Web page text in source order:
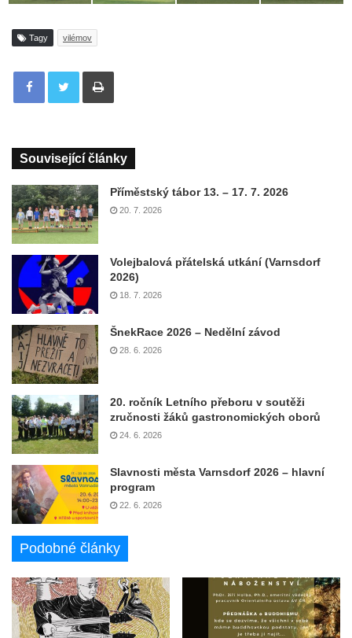
Tagy vilémov
Tisknout
Související články
Příměstský tábor 13. – 17. 7. 2026
20. 7. 2026
Volejbalová přátelská utkání (Varnsdorf
2026)
18. 7. 2026
ŠnekRace 2026 – Nedělní závod
28. 6. 2026
20. ročník Letního přeboru v soutěži
zručnosti žáků gastronomických oborů
24. 6. 2026
Slavnosti města Varnsdorf 2026 – hlavní
program
22. 6. 2026
Podobné články